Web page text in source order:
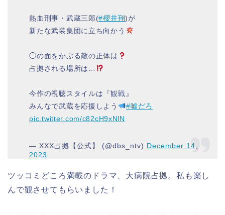
熱血刑事・武蔵三郎(#櫻井翔)が
新たな武装集団に立ち向かう
◯の面をかぶる敵の正体は
占拠される場所は…
今作の視聴スタイルは『観戦』
みんなで武蔵を応援しよう
#嘘だろ
pic.twitter.com/c82cH9xNlN
— XXX占拠【公式】 (@dbs_ntv) December 14,
2023
ツッコミどころ満載のドラマ、大病院占拠。私も楽し
んで観させてもらいました！